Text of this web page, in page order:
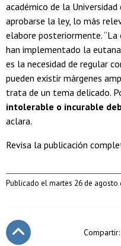
académico de la
aprobarse la ley, lo más
elabore posteriormente.
han implementado la
es la necesidad de regular
pueden existir márgenes
trata de un tema delicado.
intolerable o incurable
aclara.
Revisa la publicación
Publicado el martes 26 de agosto
Compartir: